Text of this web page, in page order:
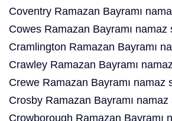
Coventry Ramazan Bayramı
Cowes Ramazan Bayramı namaz
Cramlington Ramazan Bayramı
Crawley Ramazan Bayramı
Crewe Ramazan Bayramı namaz
Crosby Ramazan Bayramı namaz
Crowborough Ramazan Bayramı